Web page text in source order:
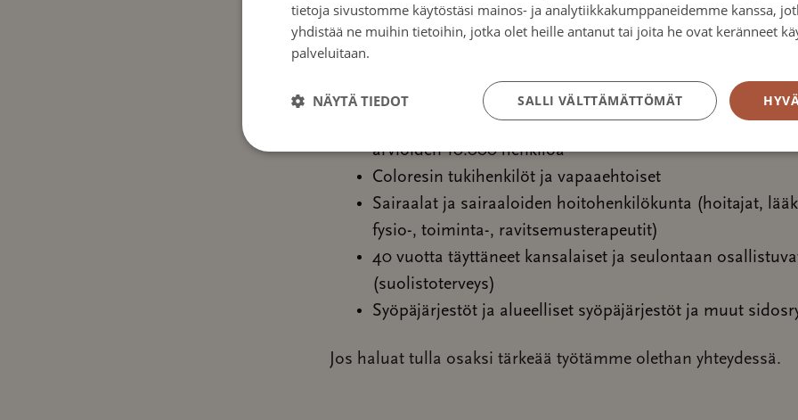
Kohderyhmämme ovat:
ja heidän läheiset
Lynchin syndrooman kantajat ja heidän läheiset,
arvioiden 10.000 henkilöä
Coloresin tukihenkilöt ja vapaaehtoiset
Sairaalat ja sairaaloiden hoitohenkilökunta (hoitajat,
fysio-, toiminta-, ravitsemusterapeutit)
40 vuotta täyttäneet kansalaiset ja seulontaan
(suolistoterveys)
Syöpäjärjestöt ja alueelliset syöpäjärjestöt ja muut
Jos haluat tulla osaksi tärkeää työtämme olethan yhteydessä.
tietoja sivustomme käytöstäsi mainos- ja analytiikkakumppaneidemme kanssa,
yhdistää ne muihin tietoihin, jotka olet heille antanut tai joita he ovat keränneet
palveluitaan.
SALLI VÄLTTÄMÄTTÖMÄT
NÄYTÄ TIEDOT